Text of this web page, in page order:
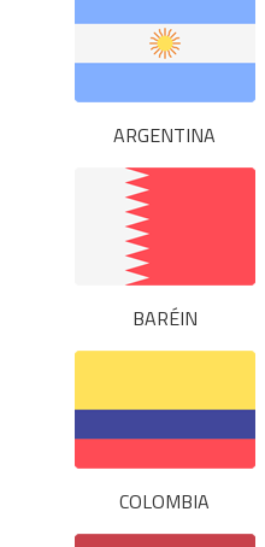
ARGENTINA
BARÉIN
COLOMBIA